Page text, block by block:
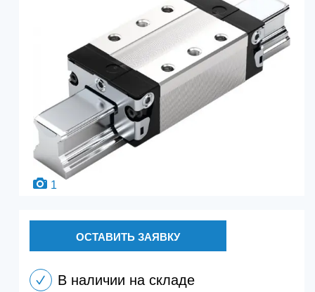
1
ОСТАВИТЬ ЗАЯВКУ
В наличии на складе